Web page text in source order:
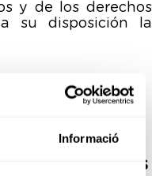
Informació
y de los derechos
su disposición la
DE SUS DATOS